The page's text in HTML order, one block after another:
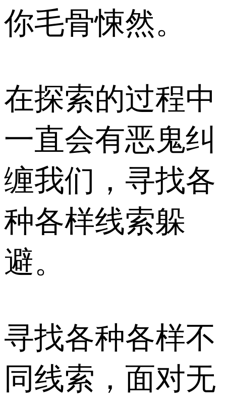
你毛骨悚然。
在探索的过程中
一直会有恶鬼纠
缠我们，寻找各
种各样线索躲
避。
寻找各种各样不
同线索，面对无